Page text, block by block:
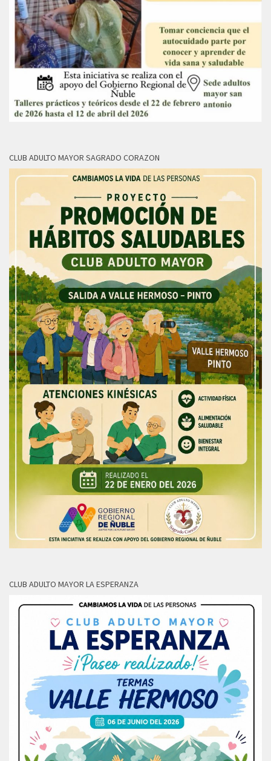
CLUB ADULTO MAYOR SAGRADO CORAZON
CLUB ADULTO MAYOR LA ESPERANZA